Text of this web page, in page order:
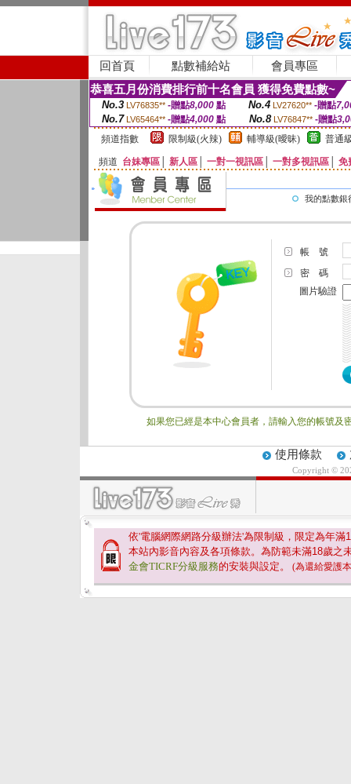
回首頁 點數補給站 會員專區
恭喜五月份消費排行前十名會員 獲得免費點數~
No.3 LV76835** -贈點8,000點 No.4 LV27620** -贈點
No.7 LV65464** -贈點4,000 點 No.8 LV76847** -贈點
頻道指數
限制級(火辣) 輔導級(曖昧) 普通
頻道 台妹專區 新人區 一對一視訊區 一對多視訊區 免
我的點數銀
帳 號
密 碼
圖片驗證
如果您已經是本中心會員者，請輸入您的帳號及
使用條款
Copyright ©
依'電腦網際網路分級辦法'為限制級，限定為年滿
本站內影音內容及各項條款。為防範未滿18歲之
金會TICRF分級服務的安裝與設定。 (為還給愛護